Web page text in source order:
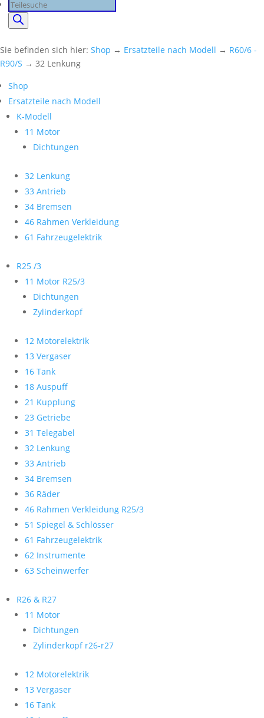
Products
search
Sie befinden sich hier: Shop → Ersatzteile nach Modell → R60/6 -
R90/S → 32 Lenkung
Shop
Ersatzteile nach Modell
K-Modell
11 Motor
Dichtungen
32 Lenkung
33 Antrieb
34 Bremsen
46 Rahmen Verkleidung
61 Fahrzeugelektrik
R25 /3
11 Motor R25/3
Dichtungen
Zylinderkopf
12 Motorelektrik
13 Vergaser
16 Tank
18 Auspuff
21 Kupplung
23 Getriebe
31 Telegabel
32 Lenkung
33 Antrieb
34 Bremsen
36 Räder
46 Rahmen Verkleidung R25/3
51 Spiegel & Schlösser
61 Fahrzeugelektrik
62 Instrumente
63 Scheinwerfer
R26 & R27
11 Motor
Dichtungen
Zylinderkopf r26-r27
12 Motorelektrik
13 Vergaser
16 Tank